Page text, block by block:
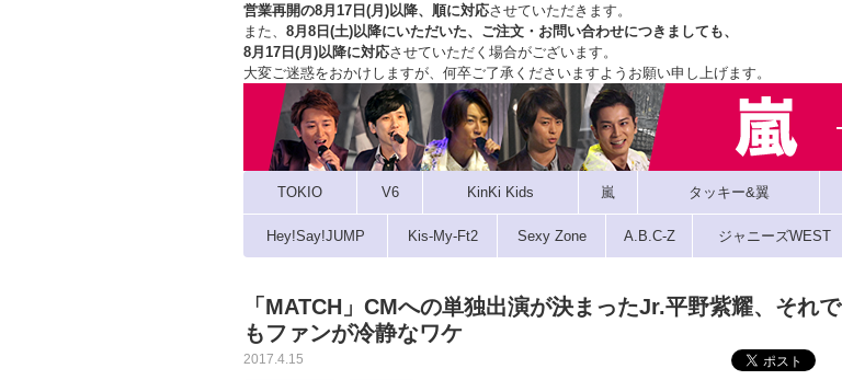
営業再開の8月17日(月)以降、順に対応させていただきます。
また、 8月8日(土)以降にいただいた、ご注文・ お問い合わせにつきましても、
8月17日(月)以降に対応させていただく場合がございます。
大変ご迷惑をおかけしますが、 何卒ご了承くださいますようお願い申し上げます。
TOKIO V6 KinKi Kids 嵐 タッキー&翼
Hey!Say!JUMP Kis-My-Ft2 Sexy Zone A.B.C-Z ジャニーズWEST
「MATCH」CMへの単独出演が決まったJr.平野紫耀、それで
もファンが冷静なワケ
2017.4.15